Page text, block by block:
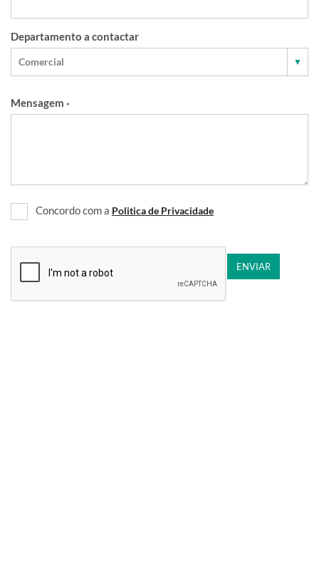
Departamento a contactar
Mensagem *
Concordo com a Politica de Privacidade
ENVIAR